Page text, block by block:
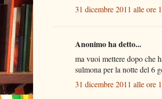
31 dicembre 2011 alle ore
Anonimo ha detto...
ma vuoi mettere dopo che
sulmona per la notte del 6
31 dicembre 2011 alle ore